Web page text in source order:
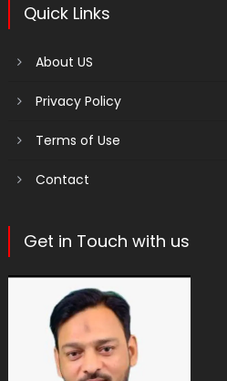
Quick Links
About US
Privacy Policy
Terms of Use
Contact
Get in Touch with us